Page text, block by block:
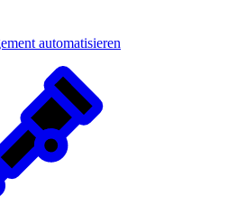
automatisieren